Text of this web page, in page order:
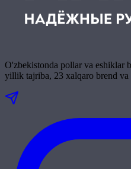
O'zbekistonda pollar va eshiklar
yillik tajriba, 23 xalqaro brend va